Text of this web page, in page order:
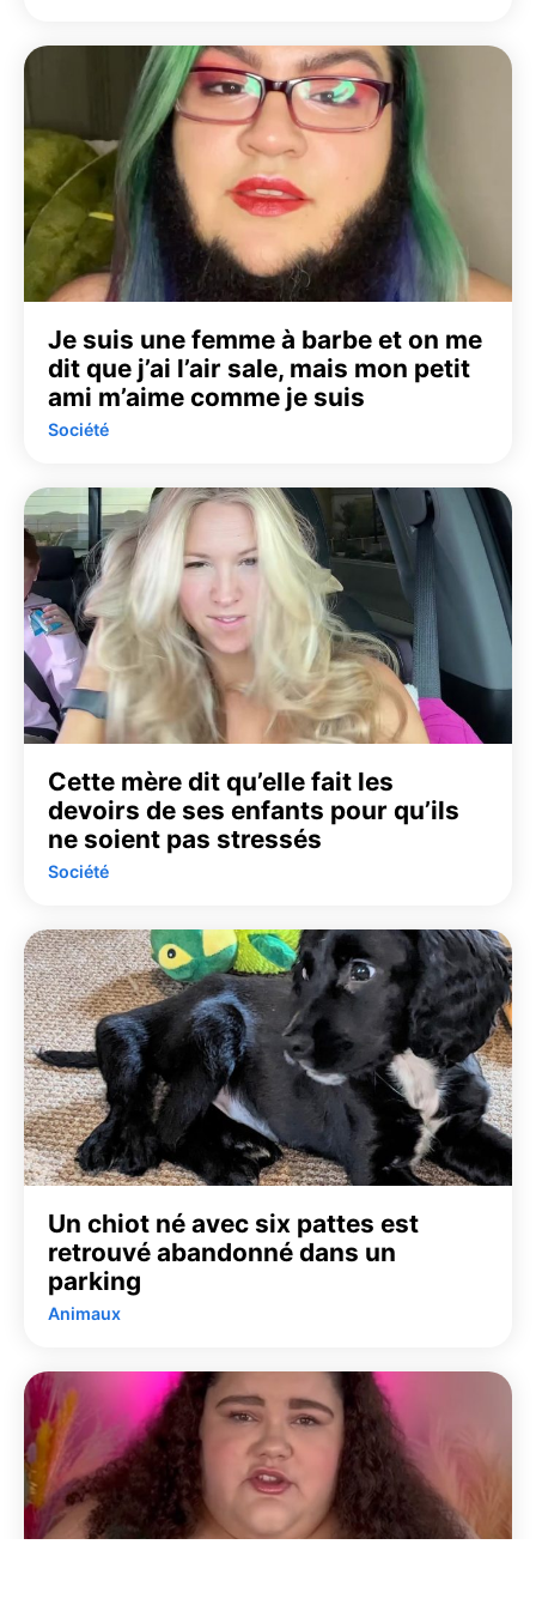
Je suis une femme à barbe et on me
dit que j’ai l’air sale, mais mon petit
ami m’aime comme je suis
Société
Cette mère dit qu’elle fait les
devoirs de ses enfants pour qu’ils
ne soient pas stressés
Société
Un chiot né avec six pattes est
retrouvé abandonné dans un
parking
Animaux